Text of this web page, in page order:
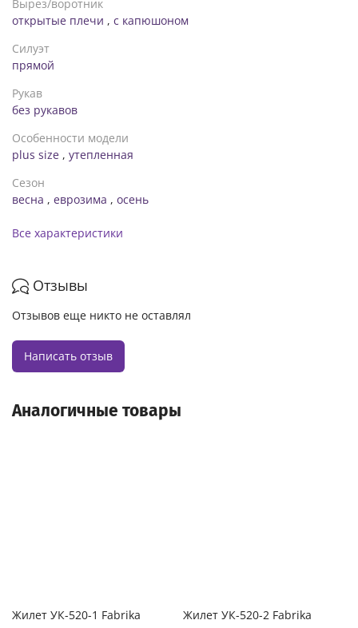
Вырез/воротник
открытые плечи , с капюшоном
Силуэт
прямой
Рукав
без рукавов
Особенности модели
plus size , утепленная
Сезон
весна , еврозима , осень
Все характеристики
Отзывы
Отзывов еще никто не оставлял
Написать отзыв
Аналогичные товары
Жилет УК-520-1 Fabrika Жилет УК-520-2 Fabrika